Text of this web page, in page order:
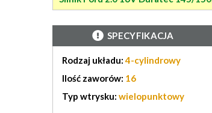
SPECYFIKACJA
Rodzaj układu:4-cylindrowy
Ilość zaworów: 16
Typ wtrysku: wielopunktowy